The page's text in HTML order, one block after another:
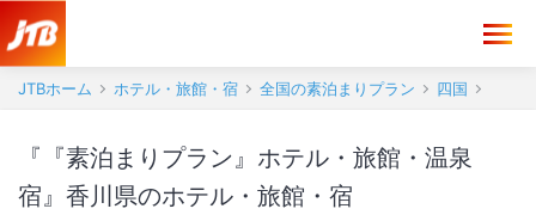
JTBホーム ホテル・旅館・宿 全国の素泊まりプラン 四国
『『素泊まりプラン』ホテル・旅館・温泉
宿』香川県のホテル・旅館・宿